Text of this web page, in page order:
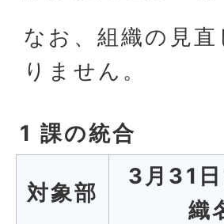
なお、組織の見
りません。
1 課の統合
対象部
3月31
織